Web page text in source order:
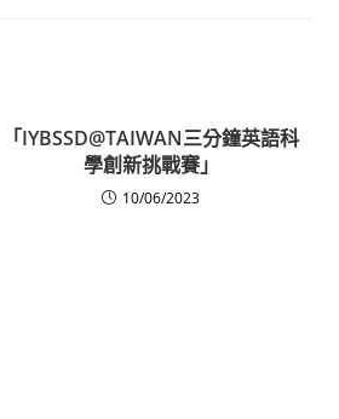
「IYBSSD@TAIWAN三分鐘英語科
學創新挑戰賽」
10/06/2023